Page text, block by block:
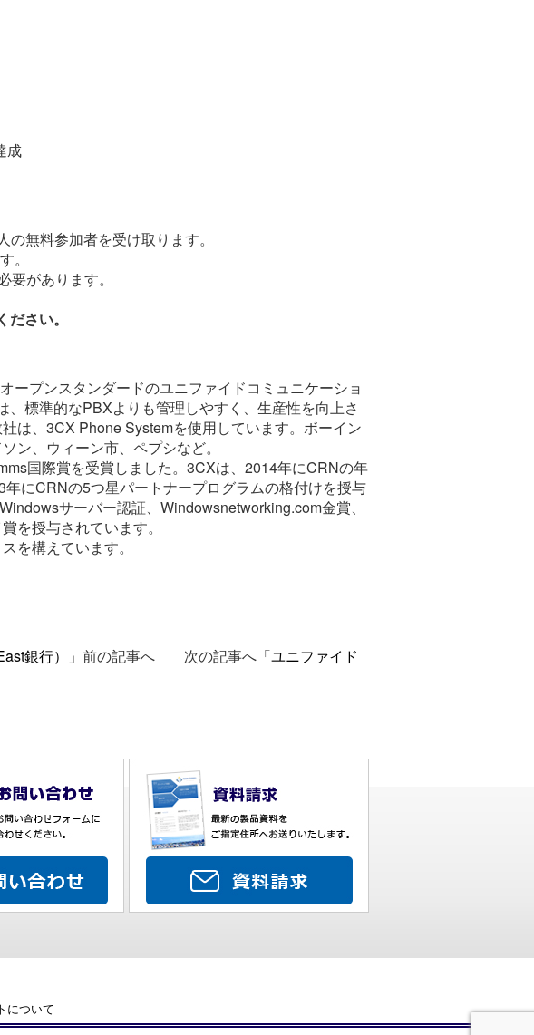
成
無料参加者を受け取ります。
。
があります。
さい。
プンスタンダードのユニファイドコミュニケーショ
標準的なPBXよりも管理しやすく、生産性を向上さ
は、3CX Phone Systemを使用しています。ボーイン
ン、ウィーン市、ペプシなど。
国際賞を受賞しました。3CXは、2014年にCRNの年
にCRNの5つ星パートナープログラムの格付けを授与
サーバー認証、Windowsnetworking.com金賞、
を授与されています。
を構えています。
銀行） 」前の記事へ 次の記事へ「ユニファイド
について